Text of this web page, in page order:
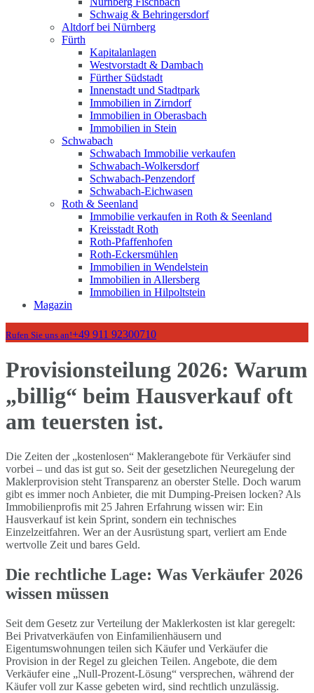
Schwaig & Behringersdorf
Altdorf bei Nürnberg
Fürth
Kapitalanlagen
Westvorstadt & Dambach
Fürther Südstadt
Innenstadt und Stadtpark
Immobilien in Zirndorf
Immobilien in Oberasbach
Immobilien in Stein
Schwabach
Schwabach Immobilie verkaufen
Schwabach-Wolkersdorf
Schwabach-Penzendorf
Schwabach-Eichwasen
Roth & Seenland
Immobilie verkaufen in Roth & Seenland
Kreisstadt Roth
Roth-Pfaffenhofen
Roth-Eckersmühlen
Immobilien in Wendelstein
Immobilien in Allersberg
Immobilien in Hilpoltstein
Magazin
Rufen Sie uns an!+49 911 92300710
Provisionsteilung 2026: Warum
„billig“ beim Hausverkauf oft
am teuersten ist.
Die Zeiten der „kostenlosen“ Maklerangebote für Verkäufer sind
vorbei – und das ist gut so. Seit der gesetzlichen Neuregelung der
Maklerprovision steht Transparenz an oberster Stelle. Doch warum
gibt es immer noch Anbieter, die mit Dumping-Preisen locken? Als
Immobilienprofis mit 25 Jahren Erfahrung wissen wir: Ein
Hausverkauf ist kein Sprint, sondern ein technisches
Einzelzeitfahren. Wer an der Ausrüstung spart, verliert am Ende
wertvolle Zeit und bares Geld.
Die rechtliche Lage: Was Verkäufer 2026
wissen müssen
Seit dem Gesetz zur Verteilung der Maklerkosten ist klar geregelt:
Bei Privatverkäufen von Einfamilienhäusern und
Eigentumswohnungen teilen sich Käufer und Verkäufer die
Provision in der Regel zu gleichen Teilen. Angebote, die dem
Verkäufer eine „Null-Prozent-Lösung“ versprechen, während der
Käufer voll zur Kasse gebeten wird, sind rechtlich unzulässig.